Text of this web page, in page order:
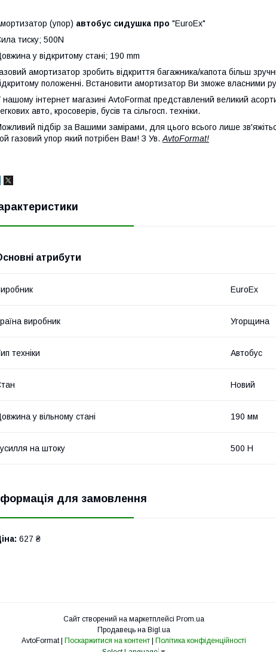
(упор) автобус сидушка про "EuroEx"
тиску; 500N
у відкритому стані; 190 mm
амортизатор зробить відкриття багажника/капота більш
положенні. Встановити амортизатор Ви зможе власними
нашому інтернет магазині AvtoFormat представлений великий
авто, кросоверів, бусів та сільгосп. техніки.
підбір за Вашими замірами, для цього всього лише
газовий упор який потрібен Вам! З Ув.AvtoFormat!
атрибути
EuroEx
виробник Угорщина
техніки Автобус
Новий
у вільному стані 190 мм
на штоку 500 Н
для замовлення
627 ₴
Сайт створений на маркетплейсі Prom.ua
Продавець на Bigl.ua
Поскаржитися на контент
Політика конфіденційності